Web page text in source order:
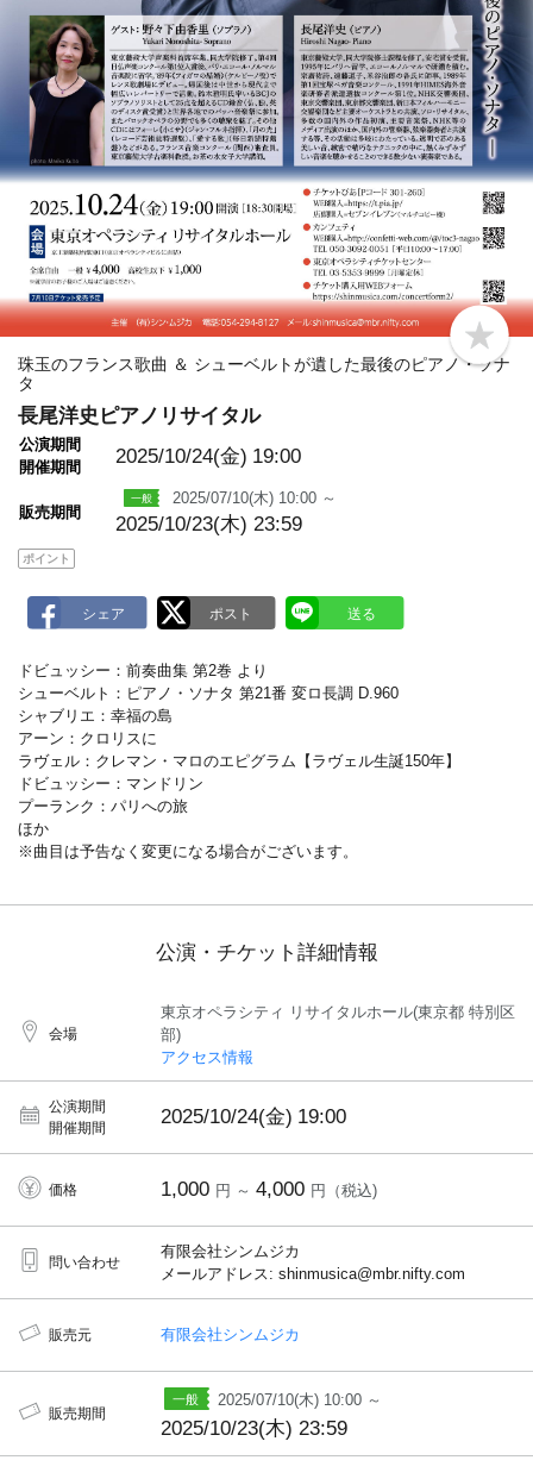
b
o
珠玉のフランス歌曲 ＆ シューベルトが遺した最後のピアノ・ソナ
タ
長尾洋史ピアノリサイタル
公演期間
開催期間
2025/10/24(金) 19:00
販売期間
2025/07/10(木) 10:00 ～
2025/10/23(木) 23:59
ポイント
ドビュッシー：前奏曲集 第2巻 より
シューベルト：ピアノ・ソナタ 第21番 変ロ長調 D.960
シャブリエ：幸福の島
アーン：クロリスに
ラヴェル：クレマン・マロのエピグラム【ラヴェル生誕150年】
ドビュッシー：マンドリン
プーランク：パリへの旅
ほか
※曲目は予告なく変更になる場合がございます。
公演・チケット詳細情報
会場
東京オペラシティ リサイタルホール(東京都 特別区
部)
アクセス情報
公演期間
開催期間
2025/10/24(金) 19:00
価格 1,000 円 ～ 4,000 円（税込)
問い合わせ
有限会社シンムジカ
メールアドレス: shinmusica@mbr.nifty.com
販売元 有限会社シンムジカ
販売期間
2025/07/10(木) 10:00 ～
2025/10/23(木) 23:59